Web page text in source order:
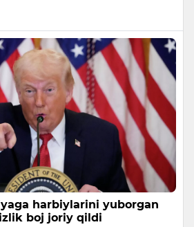
harbiylarini yuborgan
boj joriy qildi